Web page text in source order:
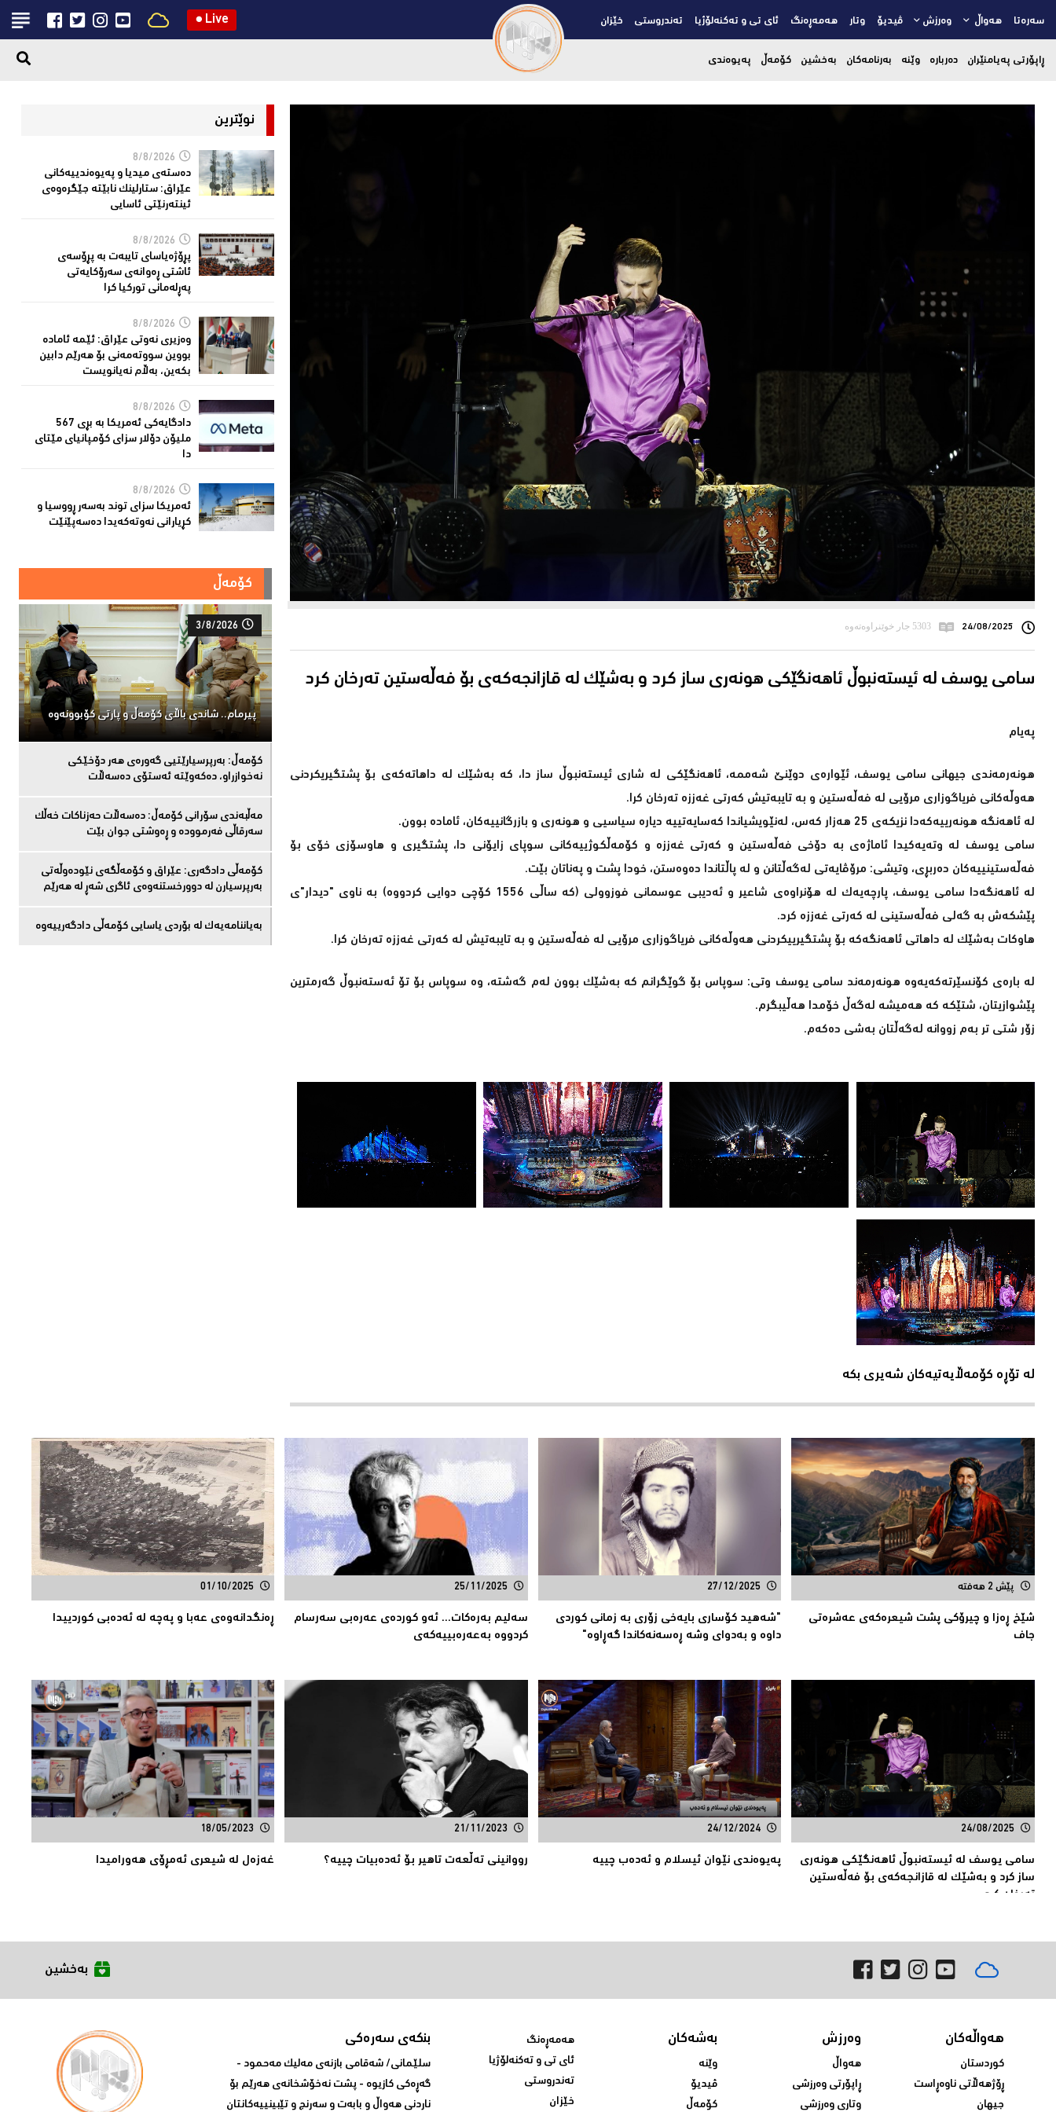
سەرەتا هەواڵ وەرزش ڤیدیۆ وتار هەمەڕەنگ ئای تی و تەکنەلۆژیا تەندروستی خێزان ● Live
ڕاپۆرتی پەیامنێران دەربارە وێنە بەرنامەکان بەخشین کۆمەڵ پەیوەندی
24/08/2025 5303 جار خوێنراوەتەوە
سامی یوسف له‌ ئیسته‌نبوڵ ئاهه‌نگێكی هونه‌ری ساز كرد و به‌شێك له‌ قازانجه‌كه‌ی بۆ فه‌ڵه‌ستین ته‌رخان كرد
پەیام
هونه‌رمه‌ندی جیهانی سامی یوسف، ئێواره‌ی دوێنێ شه‌ممه‌، ئاهه‌نگێكی له‌ شاری ئیسته‌نبوڵ ساز دا، كه‌ به‌شێك له‌ داهاته‌كه‌ی بۆ پشتگیریكردنی
هه‌وڵه‌كانی فریاگوزاری مرۆیی له‌ فه‌ڵه‌ستین و به‌ تایبه‌تیش كه‌رتی غه‌ززه‌ ته‌رخان كرا.
له‌ ئاهه‌نگه‌ هونه‌رییه‌كه‌دا نزیكه‌ی 25 هه‌زار كه‌س، له‌نێویشیاندا كه‌سایه‌تییه‌ دیاره‌ سیاسیی و هونه‌ری و بازرگانییه‌كان، ئاماده‌ بوون.
سامی یوسف له‌ وته‌یه‌كیدا ئاماژه‌ی به‌ دۆخی فه‌ڵه‌ستین و كه‌رتی غه‌ززه‌ و كۆمه‌ڵكوژییه‌كانی سوپای زایۆنی دا، پشتگیری و هاوسۆزی خۆی بۆ
فه‌ڵه‌ستینییه‌كان ده‌ربڕی، وتیشی: مرۆڤایه‌تی له‌گه‌ڵتانن و له‌ پاڵتاندا ده‌وه‌ستن، خودا پشت و په‌ناتان بێت.
له‌ ئاهه‌نگه‌دا سامی یوسف، پارچه‌یه‌ك له‌ هۆنراوه‌ی شاعیر و ئه‌دیبی عوسمانی فوزوولی (كه‌ ساڵی 1556 كۆچی دوایی كردووه‌) به‌ ناوی "دیدار"ی
پێشكه‌ش به‌ گه‌لی فه‌ڵه‌ستینی له‌ كه‌رتی غه‌ززه‌ كرد.
هاوكات به‌شێك له‌ داهاتی ئاهه‌نگه‌كه‌ بۆ پشتگیرییكردنی هه‌وڵه‌كانی فریاگوزاری مرۆیی له‌ فه‌ڵه‌ستین و به‌ تایبه‌تیش له‌ كه‌رتی غه‌ززه‌ ته‌رخان كرا.
لە بارەی کۆنسێرتەکەیەوە هونەرمەند سامی یوسف وتی: سوپاس بۆ گوێگرانم کە بەشێک بوون لەم گەشتە، وە سوپاس بۆ تۆ ئەستەنبوڵ گەرمترین
پێشوازیتان، شتێکە کە هەمیشە لەگەڵ خۆمدا هەڵیبگرم.
زۆر شتی تر بەم زووانە لەگەڵتان بەشی دەکەم.
لە تۆڕە کۆمەڵایەتیەکان شەیری بکە
نوێترین
8/8/2026
دەستەی میدیا و پەیوەندییەكانی
عێراق: ستارلینك نابێتە جێگرەوەی
ئینتەرنێتی ئاسایی
8/8/2026
پڕۆژەیاسای تایبەت بە پڕۆسەی
ئاشتی ڕەوانەی سەرۆكایەتی
پەڕلەمانی توركیا كرا
8/8/2026
وەزیری نەوتی عێراق: ئێمە ئامادە
بووین سووتەمەنی بۆ هەرێم دابین
بكەین، بەڵام نەیانویست
8/8/2026
دادگایەكی ئەمریكا بە بڕی 567
ملیۆن دۆلار سزای كۆمپانیای مێتای
دا
8/8/2026
ئەمریكا سزای توند بەسەر ڕووسیا و
كڕیارانی نەوتەكەیدا دەسەپێنێت
کۆمەڵ
3/8/2026
پیرمام.. شاندی باڵای كۆمه‌ڵ و پارتی كۆبوونه‌وه‌
كۆمەڵ: بەرپرسیارێتیی گەورەی هەر دۆخێکی
نەخوازراو، دەكەوێتە ئەستۆی دەسەڵات
مەڵبەندى سۆرانى کۆمەڵ: دەسەڵات حەزناکات خەڵک
سەرقاڵى فەرموودە و ڕەوشتى جوان بێت
کۆمەڵى دادگەرى: عێراق و كۆمەڵگەی نێودەوڵەتی
بەرپرسیارن لە دوورخستنەوەى ئاگری شەڕ لە هەرێم
بەیاننامەیەک لە بۆردی یاسایی کۆمەڵی دادگەرییەوە
پێش 2 هەفتە
شێخ ڕەزا و چیرۆکى پشت شیعرەکەى عەشرەتى
جاف
27/12/2025
"شەهید كۆساری بایەخی زۆری بە زمانی كوردی
داوە و بەدوای وشە ڕەسەنەكاندا گەڕاوە"
25/11/2025
سەلیم بەرەکات... ئەو کوردەی عەرەبی سەرسام
کردووە بەعەرەبییەکەی
01/10/2025
ڕەنگدانەوەی عەبا و پەچە لە ئەدەبی کوردییدا
24/08/2025
سامی یوسف له‌ ئیسته‌نبوڵ ئاهه‌نگێكی هونه‌ری
ساز كرد و به‌شێك له‌ قازانجه‌كه‌ی بۆ فه‌ڵه‌ستین
ته‌رخان كرد
24/12/2024
پەیوەندی نێوان ئیسلام و ئەدەب چییە
21/11/2023
رووانینی تەڵعەت تاهیر بۆ ئەدەبیات چییە؟
18/05/2023
غەزەل لە شیعری ئەمڕۆی هەورامیدا
بەخشین
هەواڵەکان
کوردستان
ڕۆژهەڵاتی ناوەڕاست
جیهان
وەرزش
هەواڵ
ڕاپۆرتی وەرزشی
وتاری وەرزشی
بەشەکان
وێنە
ڤیدیۆ
کۆمەڵ
هەمەڕەنگ
ئای تی و تەکنەلۆژیا
تەندروستی
خێزان
بنکەی سەرەکی
سلێمانی/ شه‌قامی بازنه‌ی مه‌لیک مه‌حمود -
گه‌ڕه‌کی کازیوه‌ - پشت نه‌خۆشخانه‌ی‌ هه‌رێم بۆ
ناردنی‌ هه‌واڵ و بابه‌ت و سه‌رنج و تێبینییه‌كانتان